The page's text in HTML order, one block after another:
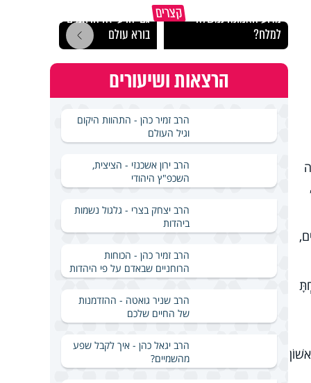
קצרים
מדוע האמונה נמשלה
למלח?
גם ׳הרע׳ זה הרחמים של
בורא עולם
הרצאות ושיעורים
הרב זמיר כהן - התהוות היקום
וגיל העולם
הרב ירון אשכנזי - הציצית,
השכפ"ץ היהודי
הרב יצחק בצרי - גלגול נשמות
ביהדות
הרב זמיר כהן - הכוחות
הרוחניים שבאדם על פי היהדות
הרב שניר גואטה - ההזדמנות
של החיים שלכם
הרב יגאל כהן - איך לקבל שפע
מהשמיים?